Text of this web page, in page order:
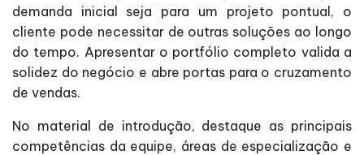
demanda inicial seja para um projeto pontual, o
cliente pode necessitar de outras soluções ao longo
do tempo. Apresentar o portfólio completo valida a
solidez do negócio e abre portas para o cruzamento
de vendas.
No material de introdução, destaque as principais
competências da equipe, áreas de especialização e